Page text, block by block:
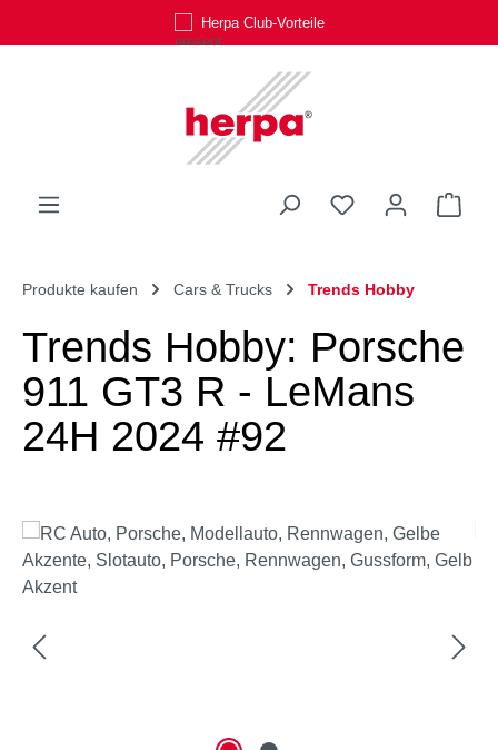
Zum Hauptinhalt springenHerpa Club-Vorteile
Du hast 0
Produkte kaufen Cars & Trucks Trends Hobby
Trends Hobby: Porsche
911 GT3 R - LeMans
24H 2024 #92
Bildergalerie überspringen